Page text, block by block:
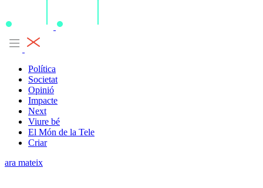
Política
Societat
Opinió
Impacte
Next
Viure bé
El Món de la Tele
Criar
ara mateix